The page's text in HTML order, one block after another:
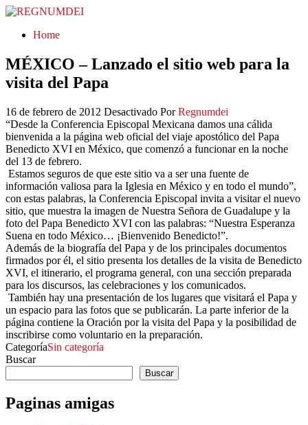
REGNUMDEI
Home
MÉXICO – Lanzado el sitio web para la
visita del Papa
16 de febrero de 2012 Desactivado Por Regnumdei
“Desde la Conferencia Episcopal Mexicana damos una cálida
bienvenida a la página web oficial del viaje apostólico del Papa
Benedicto XVI en México, que comenzó a funcionar en la noche
del 13 de febrero.
Estamos seguros de que este sitio va a ser una fuente de
información valiosa para la Iglesia en México y en todo el mundo”,
con estas palabras, la Conferencia Episcopal invita a visitar el nuevo
sitio, que muestra la imagen de Nuestra Señora de Guadalupe y la
foto del Papa Benedicto XVI con las palabras: “Nuestra Esperanza
Suena en todo México… ¡Bienvenido Benedicto!”.
Además de la biografía del Papa y de los principales documentos
firmados por él, el sitio presenta los detalles de la visita de Benedicto
XVI, el itinerario, el programa general, con una sección preparada
para los discursos, las celebraciones y los comunicados.
También hay una presentación de los lugares que visitará el Papa y
un espacio para las fotos que se publicarán. La parte inferior de la
página contiene la Oración por la visita del Papa y la posibilidad de
inscribirse como voluntario en la preparación.
CategoríaSin categoría
Buscar
Buscar
Paginas amigas